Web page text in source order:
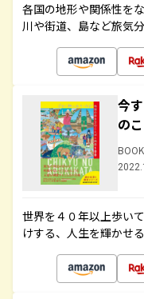
各国の地形や関係性を
川や街道、島など旅気
今
の
世界を４０年以上歩い
けする、人生を輝かせ